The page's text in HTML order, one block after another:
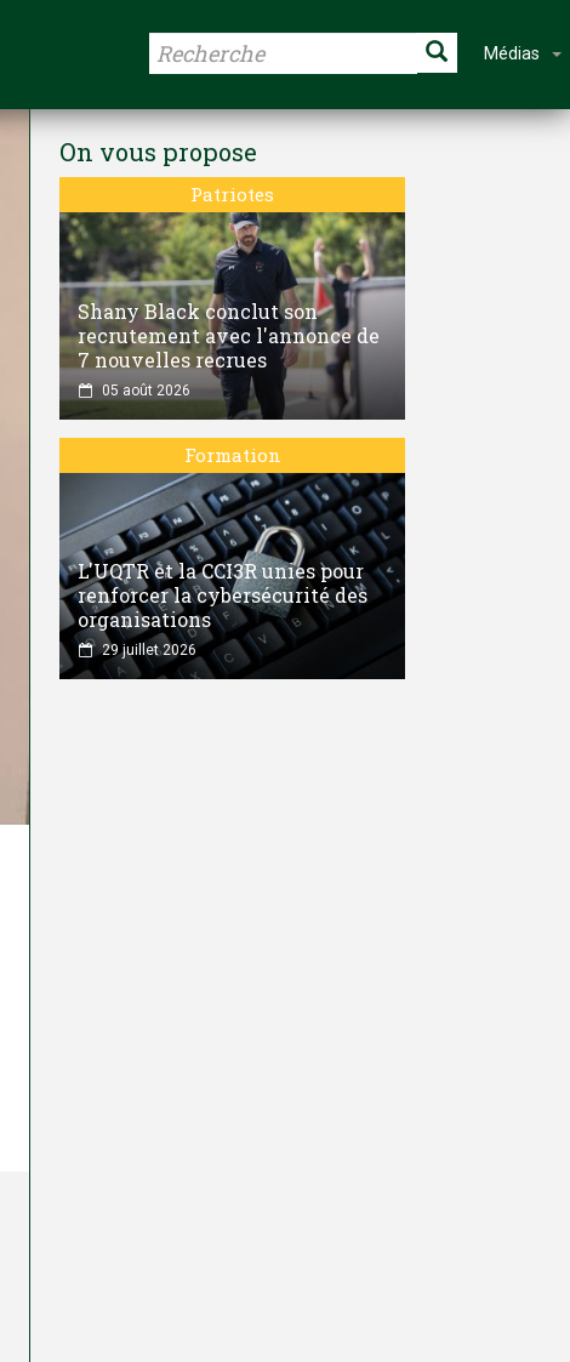
Médias
On vous propose
Patriotes
Shany Black conclut son
recrutement avec l'annonce de
7 nouvelles recrues
05 août 2026
Formation
L'UQTR et la CCI3R unies pour
renforcer la cybersécurité des
organisations
29 juillet 2026